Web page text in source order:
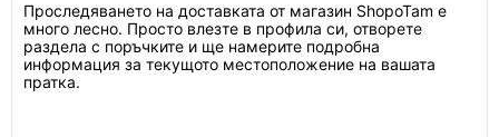
Проследяването на доставката от магазин ShopoTam е
много лесно. Просто влезте в профила си, отворете
раздела с поръчките и ще намерите подробна
информация за текущото местоположение на вашата
пратка.